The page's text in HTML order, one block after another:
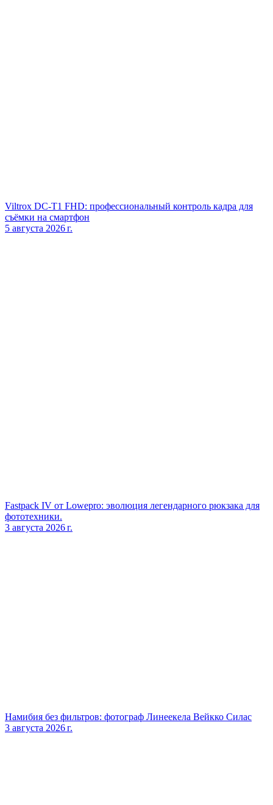
Viltrox DC‑T1 FHD: профессиональный контроль кадра для
съёмки на смартфон
5 августа 2026 г.
Fastpack IV от Lowepro: эволюция легендарного рюкзака для
фототехники.
3 августа 2026 г.
Намибия без фильтров: фотограф Линеекела Вейкко Силас
3 августа 2026 г.